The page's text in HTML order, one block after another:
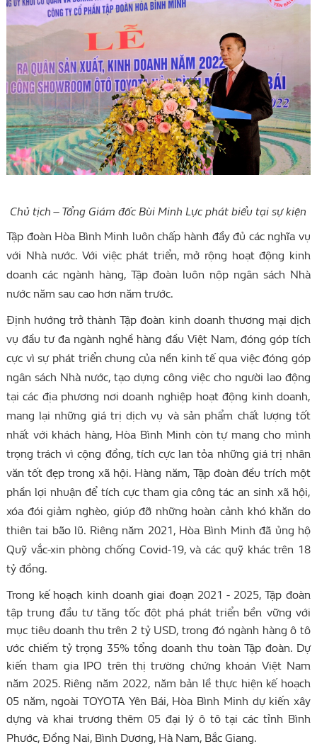
Chủ tịch – Tổng Giám đốc Bùi Minh Lực phát biểu tại sự kiện
Tập đoàn Hòa Bình Minh luôn chấp hành đầy đủ các nghĩa vụ
với Nhà nước. Với việc phát triển, mở rộng hoạt động kinh
doanh các ngành hàng, Tập đoàn luôn nộp ngân sách Nhà
nước năm sau cao hơn năm trước.
Định hướng trở thành Tập đoàn kinh doanh thương mại dịch
vụ đầu tư đa ngành nghề hàng đầu Việt Nam, đóng góp tích
cực vì sự phát triển chung của nền kinh tế qua việc đóng góp
ngân sách Nhà nước, tạo dựng công việc cho người lao động
tại các địa phương nơi doanh nghiệp hoạt động kinh doanh,
mang lại những giá trị dịch vụ và sản phẩm chất lượng tốt
nhất với khách hàng, Hòa Bình Minh còn tự mang cho mình
trọng trách vì cộng đồng, tích cực lan tỏa những giá trị nhân
văn tốt đẹp trong xã hội. Hàng năm, Tập đoàn đều trích một
phần lợi nhuận để tích cực tham gia công tác an sinh xã hội,
xóa đói giảm nghèo, giúp đỡ những hoàn cảnh khó khăn do
thiên tai bão lũ. Riêng năm 2021, Hòa Bình Minh đã ủng hộ
Quỹ vắc-xin phòng chống Covid-19, và các quỹ khác trên 18
tỷ đồng.
Trong kế hoạch kinh doanh giai đoạn 2021 - 2025, Tập đoàn
tập trung đầu tư tăng tốc đột phá phát triển bền vững với
mục tiêu doanh thu trên 2 tỷ USD, trong đó ngành hàng ô tô
ước chiếm tỷ trọng 35% tổng doanh thu toàn Tập đoàn. Dự
kiến tham gia IPO trên thị trường chứng khoán Việt Nam
năm 2025. Riêng năm 2022, năm bản lề thực hiện kế hoạch
05 năm, ngoài TOYOTA Yên Bái, Hòa Bình Minh dự kiến xây
dựng và khai trương thêm 05 đại lý ô tô tại các tỉnh Bình
Phước, Đồng Nai, Bình Dương, Hà Nam, Bắc Giang.